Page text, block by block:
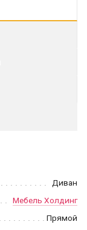
Диван
Мебель Холдинг
Прямой